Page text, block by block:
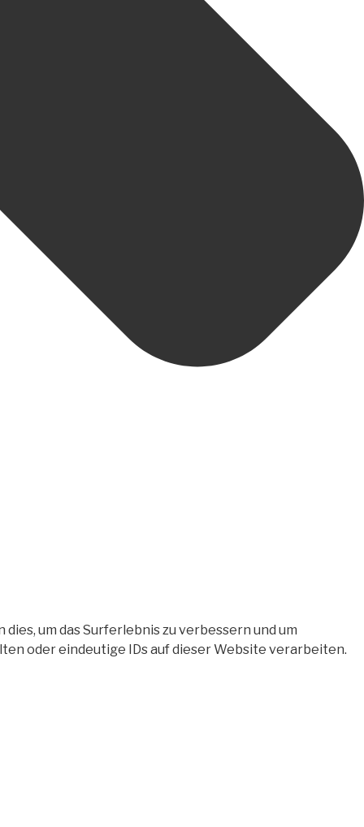
um das Surferlebnis zu verbessern und um
oder eindeutige IDs auf dieser Website verarbeiten.